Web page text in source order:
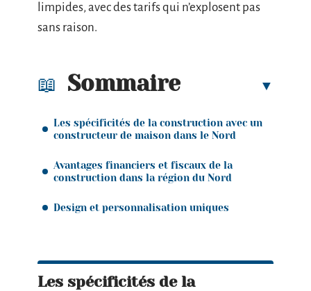
limpides, avec des tarifs qui n’explosent pas
sans raison.
Sommaire
Les spécificités de la construction avec un
constructeur de maison dans le Nord
Avantages financiers et fiscaux de la
construction dans la région du Nord
Design et personnalisation uniques
Les spécificités de la